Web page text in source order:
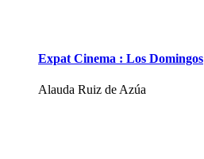
Expat Cinema : Los Domingos
Alauda Ruiz de Azúa